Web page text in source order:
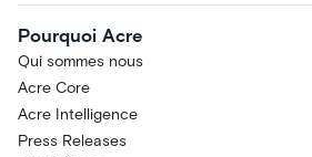
Pourquoi Acre
Qui sommes nous
Acre Core
Acre Intelligence
Press Releases